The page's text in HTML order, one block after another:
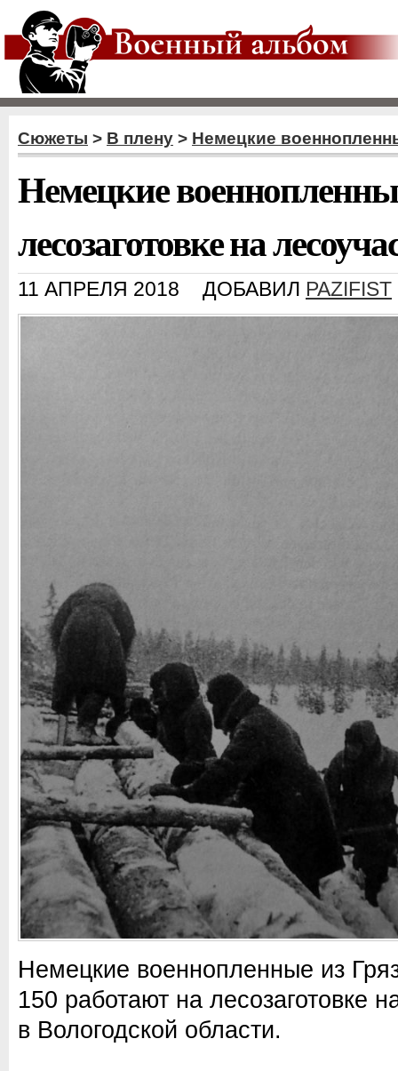
Сюжеты > В плену > Немецкие
Немецкие
лесозаготовке на
11 АПРЕЛЯ 2018 ДОБАВИЛ PAZIFIST
Немецкие военнопленные из
150 работают на лесозаготовке
в Вологодской области.